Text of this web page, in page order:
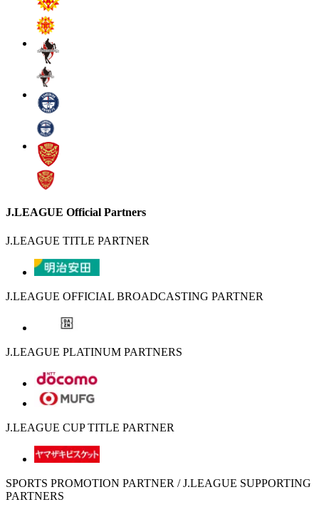
J.LEAGUE Official Partners
J.LEAGUE TITLE PARTNER
J.LEAGUE OFFICIAL BROADCASTING PARTNER
J.LEAGUE PLATINUM PARTNERS
J.LEAGUE CUP TITLE PARTNER
SPORTS PROMOTION PARTNER / J.LEAGUE SUPPORTING
PARTNERS